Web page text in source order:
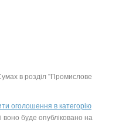
в розділ "Промислове
оголошення в категорію
і воно буде опубліковано на